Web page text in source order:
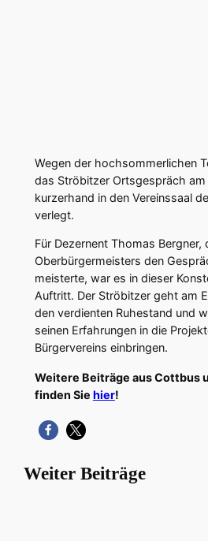
Wegen der hochsommerlichen
das Ströbitzer Ortsgespräch am
kurzerhand in den Vereinssaal
verlegt.
Für Dezernent Thomas Bergner,
Oberbürgermeisters den
meisterte, war es in dieser
Auftritt. Der Ströbitzer geht am
den verdienten Ruhestand und
seinen Erfahrungen in die
Bürgervereins einbringen.
Weitere Beiträge aus Cottbus
finden Sie hier!
Weiter Beiträge